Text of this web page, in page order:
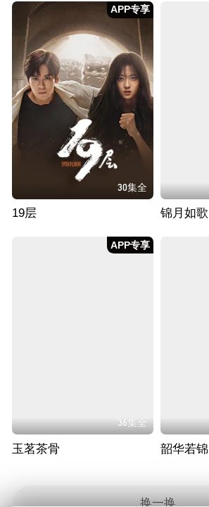
APP专享
30集全
19层 锦月如歌
APP专享
36集全
玉茗茶骨 韶华若锦
换一换